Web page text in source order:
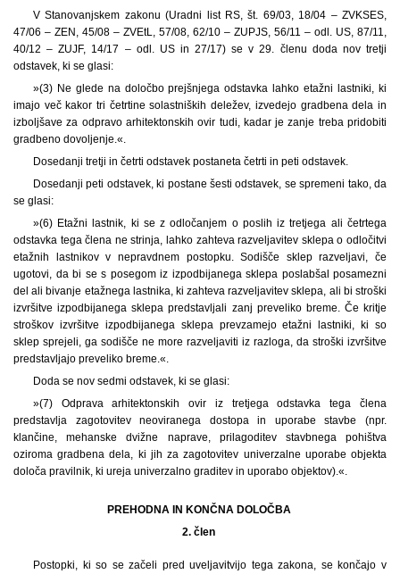
V Stanovanjskem zakonu (Uradni list RS, št. 69/03, 18/04 – ZVKSES,
47/06 – ZEN, 45/08 – ZVEtL, 57/08, 62/10 – ZUPJS, 56/11 – odl. US, 87/11,
40/12 – ZUJF, 14/17 – odl. US in 27/17) se v 29. členu doda nov tretji
odstavek, ki se glasi:
»(3) Ne glede na določbo prejšnjega odstavka lahko etažni lastniki, ki
imajo več kakor tri četrtine solastniških deležev, izvedejo gradbena dela in
izboljšave za odpravo arhitektonskih ovir tudi, kadar je zanje treba pridobiti
gradbeno dovoljenje.«.
Dosedanji tretji in četrti odstavek postaneta četrti in peti odstavek.
Dosedanji peti odstavek, ki postane šesti odstavek, se spremeni tako, da
se glasi:
»(6) Etažni lastnik, ki se z odločanjem o poslih iz tretjega ali četrtega
odstavka tega člena ne strinja, lahko zahteva razveljavitev sklepa o odločitvi
etažnih lastnikov v nepravdnem postopku. Sodišče sklep razveljavi, če
ugotovi, da bi se s posegom iz izpodbijanega sklepa poslabšal posamezni
del ali bivanje etažnega lastnika, ki zahteva razveljavitev sklepa, ali bi stroški
izvršitve izpodbijanega sklepa predstavljali zanj preveliko breme. Če kritje
stroškov izvršitve izpodbijanega sklepa prevzamejo etažni lastniki, ki so
sklep sprejeli, ga sodišče ne more razveljaviti iz razloga, da stroški izvršitve
predstavljajo preveliko breme.«.
Doda se nov sedmi odstavek, ki se glasi:
»(7) Odprava arhitektonskih ovir iz tretjega odstavka tega člena
predstavlja zagotovitev neoviranega dostopa in uporabe stavbe (npr.
klančine, mehanske dvižne naprave, prilagoditev stavbnega pohištva
oziroma gradbena dela, ki jih za zagotovitev univerzalne uporabe objekta
določa pravilnik, ki ureja univerzalno graditev in uporabo objektov).«.
PREHODNA IN KONČNA DOLOČBA
2. člen
Postopki, ki so se začeli pred uveljavitvijo tega zakona, se končajo v